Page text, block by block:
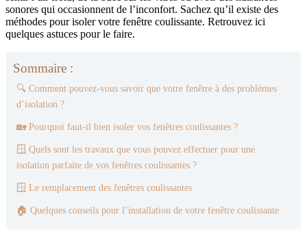
sonores qui occasionnent de l’inconfort. Sachez qu’il existe des
méthodes pour isoler votre fenêtre coulissante. Retrouvez ici
quelques astuces pour le faire.
Sommaire :
🔍 Comment pouvez-vous savoir que votre fenêtre à des problèmes
d’isolation ?
🏡 Pourquoi faut-il bien isoler vos fenêtres coulissantes ?
🪟 Quels sont les travaux que vous pouvez effectuer pour une
isolation parfaite de vos fenêtres coulissantes ?
🪟 Le remplacement des fenêtres coulissantes
🏠 Quelques conseils pour l’installation de votre fenêtre coulissante